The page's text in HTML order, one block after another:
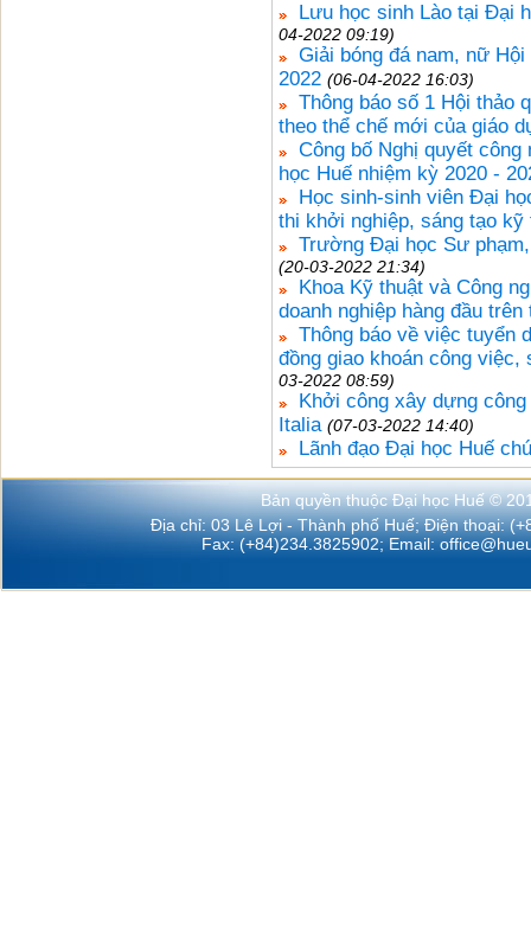
Lưu học sinh Lào tại Đại
04-2022 09:19)
Giải bóng đá nam, nữ
2022 (06-04-2022 16:03)
Thông báo số 1 Hội thảo
theo thể chế mới của giáo
Công bố Nghị quyết
học Huế nhiệm kỳ 2020 -
Học sinh-sinh viên Đại
thi khởi nghiệp, sáng tạo kỹ
Trường Đại học Sư
(20-03-2022 21:34)
Khoa Kỹ thuật và Công
doanh nghiệp hàng đầu trên
Thông báo về việc tuyển
đồng giao khoán công
03-2022 08:59)
Khởi công xây dựng
Italia (07-03-2022 14:40)
Lãnh đạo Đại học Huế
Bản quyền thuộc Đại học Huế ©
Địa chỉ: 03 Lê Lợi - Thành phố Huế; Điện thoại:
Fax: (+84)234.3825902; Email: